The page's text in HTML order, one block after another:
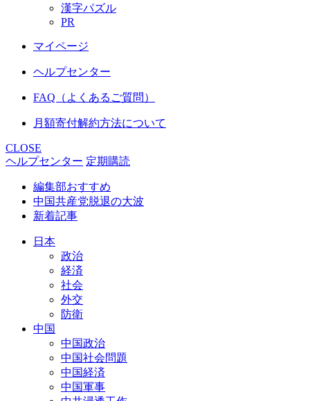
漢字パズル
PR
マイページ
ヘルプセンター
FAQ（よくあるご質問）
月額寄付解約方法について
CLOSE
ヘルプセンター 定期購読
編集部おすすめ
中国共産党脱退の大波
新着記事
日本
政治
経済
社会
外交
防衛
中国
中国政治
中国社会問題
中国経済
中国軍事